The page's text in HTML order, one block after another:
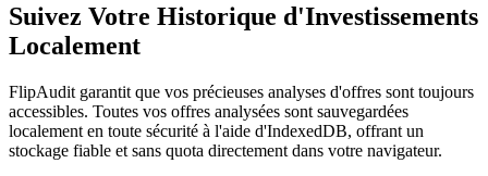
Suivez Votre Historique d'Investissements
Localement
FlipAudit garantit que vos précieuses analyses d'offres sont toujours
accessibles. Toutes vos offres analysées sont sauvegardées
localement en toute sécurité à l'aide d'IndexedDB, offrant un
stockage fiable et sans quota directement dans votre navigateur.